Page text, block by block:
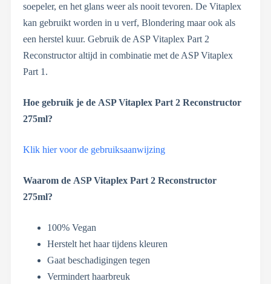
soepeler, en het glans weer als nooit tevoren. De Vitaplex
kan gebruikt worden in u verf, Blondering maar ook als
een herstel kuur. Gebruik de ASP Vitaplex Part 2
Reconstructor altijd in combinatie met de ASP Vitaplex
Part 1.
Hoe gebruik je de ASP Vitaplex Part 2 Reconstructor
275ml?
Klik hier voor de gebruiksaanwijzing
Waarom de ASP Vitaplex Part 2 Reconstructor
275ml?
100% Vegan
Herstelt het haar tijdens kleuren
Gaat beschadigingen tegen
Vermindert haarbreuk